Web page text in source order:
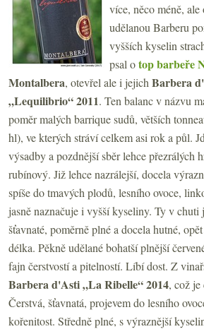
více, něco méně,
udělanou Barberu
vyšších kyselin
psal otop barbeře
Montalbera, otevřel ale i jejich Barbera
„Lequilibrio“ 2011. Ten balanc v názvu
poměr malých barrique sudů, větších
hl), ve kterých stráví celkem asi rok a půl.
výsadby a pozdnější sběr lehce přezrálých
rubínový. Již lehce nazrálejší, docela
spíše do tmavých plodů, lesního ovoce,
jasně naznačuje i vyšší kyseliny. Ty v chuti
šťavnaté, poměrně plné a docela hutné,
délka. Pěkně udělané bohatší plnější
fajn čerstvostí a pitelností. Líbí dost. Z
Barbera d'Asti „La Ribelle“ 2014, což je
Čerstvá, šťavnatá, projevem do lesního
kořenitost. Středně plné, s výraznější